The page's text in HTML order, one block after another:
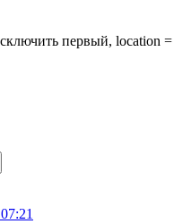
первый, location